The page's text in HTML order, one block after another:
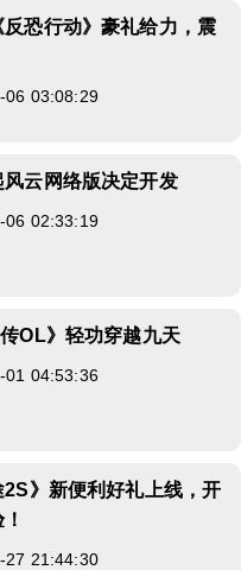
恐行动》豪礼给力，震
06 03:08:29
风云网络版决定开发
06 02:33:19
OL》轻功穿越九天
01 04:53:36
》新便利好礼上线，开
27 21:44:30